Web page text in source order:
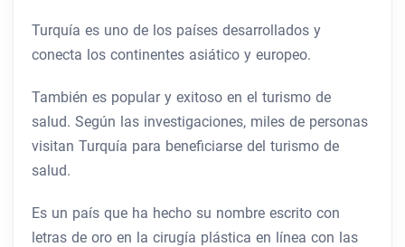
Turquía es uno de los países desarrollados y
conecta los continentes asiático y europeo.
También es popular y exitoso en el turismo de
salud. Según las investigaciones, miles de personas
visitan Turquía para beneficiarse del turismo de
salud.
Es un país que ha hecho su nombre escrito con
letras de oro en la cirugía plástica en línea con las